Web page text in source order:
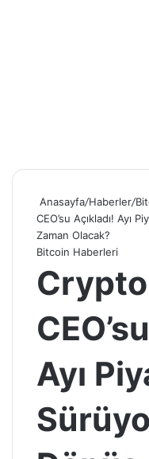
Anasayfa/Haberler/
CEO’su Açıkladı! Ayı
Zaman Olacak?
Bitcoin Haberleri
Ayı